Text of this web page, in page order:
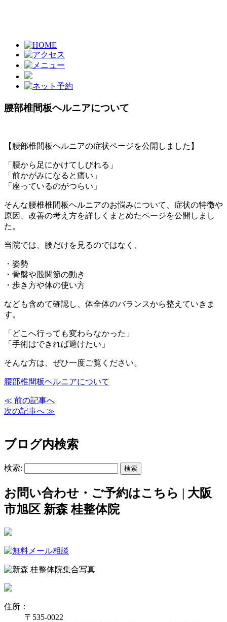
腰部椎間板ヘルニアについて
【腰部椎間板ヘルニアの症状ページを公開しました】
「腰から足にかけてしびれる」
「前かがみになると痛い」
「座っているのがつらい」
そんな腰椎椎間板ヘルニアのお悩みについて、症状の特徴や
原因、改善の考え方を詳しくまとめたページを公開しまし
た。
当院では、腰だけを見るのではなく、
・姿勢
・骨盤や股関節の動き
・歩き方や体の使い方
なども含めて確認し、体全体のバランスから整えていきま
す。
「どこへ行っても変わらなかった」
「手術はできれば避けたい」
そんな方は、ぜひ一度ご覧ください。
腰部椎間板ヘルニアについて
≪ 前の記事へ
次の記事へ ≫
ブログ内検索
検索:
お問い合わせ・ご予約はこちら | 大阪
市旭区 新森 桂整体院
住所：
〒535-0022